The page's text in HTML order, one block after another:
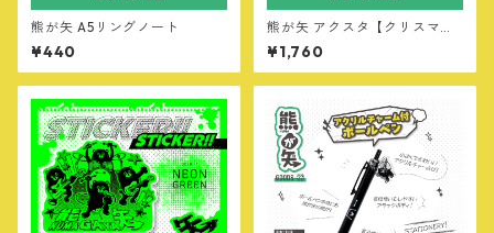
熊が矢 A5リングノート
¥440
熊が矢 アクスタ【クリスマスv
er】
¥1,760